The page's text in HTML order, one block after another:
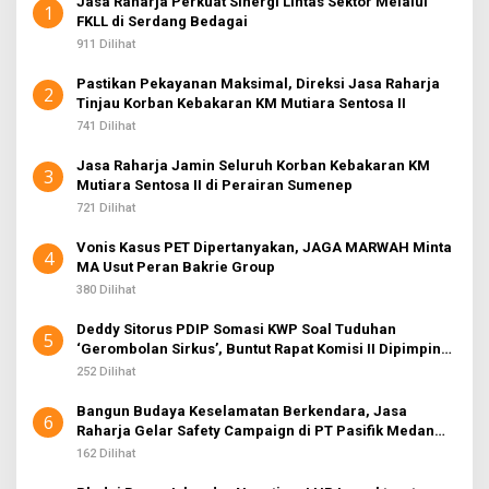
1
FKLL di Serdang Bedagai
911 Dilihat
2
Pastikan Pekayanan Maksimal, Direksi Jasa Raharja
Tinjau Korban Kebakaran KM Mutiara Sentosa II
741 Dilihat
3
Jasa Raharja Jamin Seluruh Korban Kebakaran KM
Mutiara Sentosa II di Perairan Sumenep
721 Dilihat
4
Vonis Kasus PET Dipertanyakan, JAGA MARWAH Minta
MA Usut Peran Bakrie Group
380 Dilihat
5
Deddy Sitorus PDIP Somasi KWP Soal Tuduhan
‘Gerombolan Sirkus’, Buntut Rapat Komisi II Dipimpin
Sufmi Dasco Ahmad
252 Dilihat
6
Bangun Budaya Keselamatan Berkendara, Jasa
Raharja Gelar Safety Campaign di PT Pasifik Medan
Industri
162 Dilihat